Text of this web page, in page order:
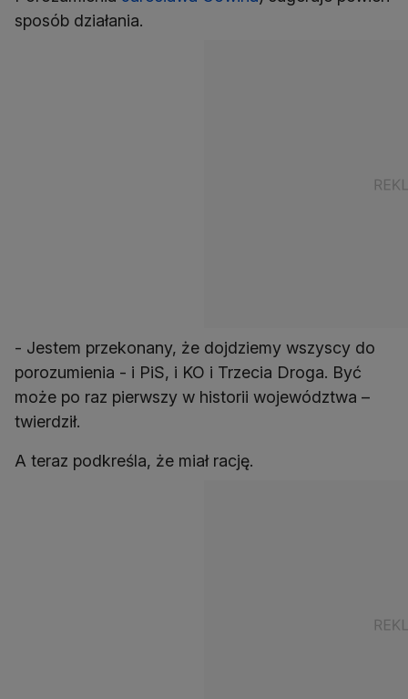
sposób działania.
- Jestem przekonany, że dojdziemy wszyscy do
porozumienia - i PiS, i KO i Trzecia Droga. Być
może po raz pierwszy w historii województwa –